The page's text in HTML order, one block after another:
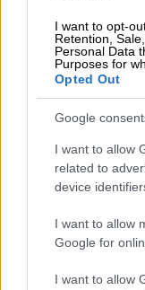
I want to opt-
Retention,
Personal Data
Purposes for
Opted Out
Google
I want to allow
related to
device
I want to allow
Google for
I want to allow
Μετά από ένα
εκδηλώσεων